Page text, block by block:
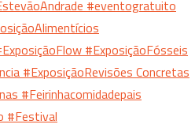
#eventogratuito
#ExposiçãoFósseis
#ExposiçãoRevisões Concretas
#Feirinhacomidadepais
#Festival